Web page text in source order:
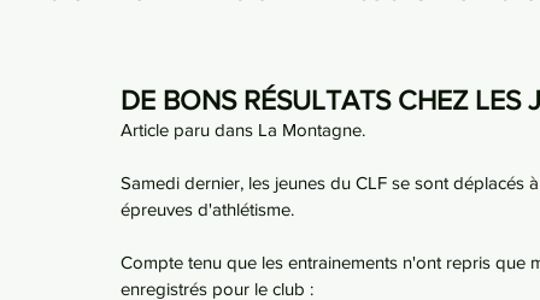
DE BONS RÉSULTATS CHEZ LES
Article paru dans La Montagne.
Samedi dernier, les jeunes du CLF se sont déplacés
épreuves d'athlétisme.
Compte tenu que les entrainements n'ont repris
enregistrés pour le club :